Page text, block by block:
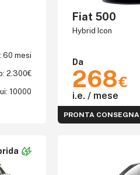
60 mesi
2.300€
10000
Fiat 500
Hybrid Icon
Da
268€
i.e. / mese
PRONTA CONSEGNA